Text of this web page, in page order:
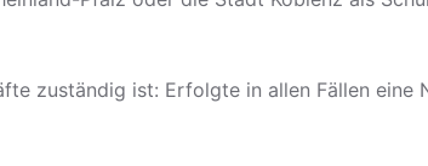
zuständig ist: Erfolgte in allen Fällen eine